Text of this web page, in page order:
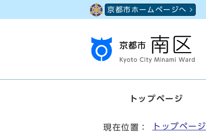
京都市ホームページへ
トップページ
現在位置： トップページ